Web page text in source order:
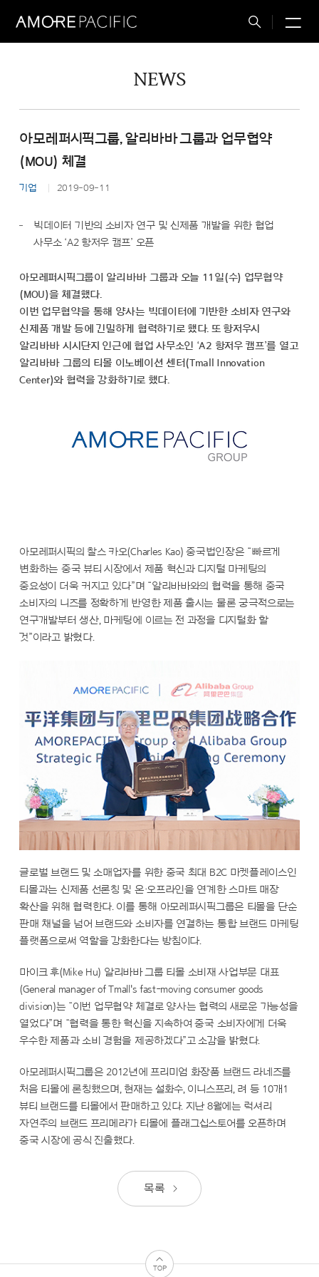
Total
NEWS
아모레퍼시픽그룹, 알리바바 그룹과 업무협약
(MOU) 체결
기업 2019-09-11
빅데이터 기반의 소비자 연구 및 신제품 개발을 위한 협업
사무소 ‘A2 항저우 캠프’ 오픈
아모레퍼시픽그룹이 알리바바 그룹과 오늘 11일(수) 업무협약
(MOU)을 체결했다.
이번 업무협약을 통해 양사는 빅데이터에 기반한 소비자 연구와
신제품 개발 등에 긴밀하게 협력하기로 했다. 또 항저우시
알리바바 시시단지 인근에 협업 사무소인 ‘A2 항저우 캠프’를 열고
알리바바 그룹의 티몰 이노베이션 센터(Tmall Innovation
Center)와 협력을 강화하기로 했다.
아모레퍼시픽의 찰스 카오(Charles Kao) 중국법인장은 “빠르게
변화하는 중국 뷰티 시장에서 제품 혁신과 디지털 마케팅의
중요성이 더욱 커지고 있다”며 “알리바바와의 협력을 통해 중국
소비자의 니즈를 정확하게 반영한 제품 출시는 물론 궁극적으로는
연구개발부터 생산, 마케팅에 이르는 전 과정을 디지털화 할
것”이라고 밝혔다.
글로벌 브랜드 및 소매업자를 위한 중국 최대 B2C 마켓플레이스인
티몰과는 신제품 선론칭 및 온·오프라인을 연계한 스마트 매장
확산을 위해 협력한다. 이를 통해 아모레퍼시픽그룹은 티몰을 단순
판매 채널을 넘어 브랜드와 소비자를 연결하는 통합 브랜드 마케팅
플랫폼으로써 역할을 강화한다는 방침이다.
마이크 후(Mike Hu) 알리바바 그룹 티몰 소비재 사업부문 대표
(General manager of Tmall's fast-moving consumer goods
division)는 “이번 업무협약 체결로 양사는 협력의 새로운 가능성을
열었다”며 “협력을 통한 혁신을 지속하여 중국 소비자에게 더욱
우수한 제품과 소비 경험을 제공하겠다”고 소감을 밝혔다.
아모레퍼시픽그룹은 2012년에 프리미엄 화장품 브랜드 라네즈를
처음 티몰에 론칭했으며, 현재는 설화수, 이니스프리, 려 등 10개1
뷰티 브랜드를 티몰에서 판매하고 있다. 지난 8월에는 럭셔리
자연주의 브랜드 프리메라가 티몰에 플래그십스토어를 오픈하며
중국 시장에 공식 진출했다.
목록
TOP